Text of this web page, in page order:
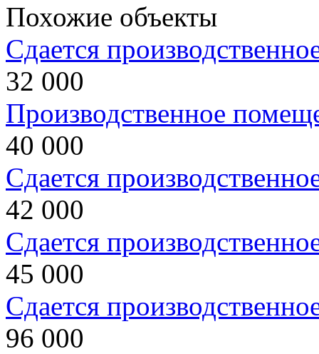
Похожие объекты
Сдается
32 000
Производственное
40 000
Сдается
42 000
Сдается
45 000
Сдается
96 000